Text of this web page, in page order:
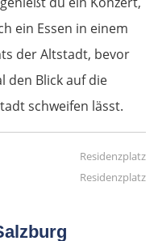
ein Essen in einem
der Altstadt, bevor
den Blick auf die
schweifen lässt.
Residenzplatz